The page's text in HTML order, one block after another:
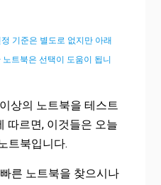
기준은 별도로 없지만 아래
트북은 선택이 도움이 됩니
상의 노트북을 테스트
따르면, 이것들은 오늘
트북입니다.
른 노트북을 찾으시나